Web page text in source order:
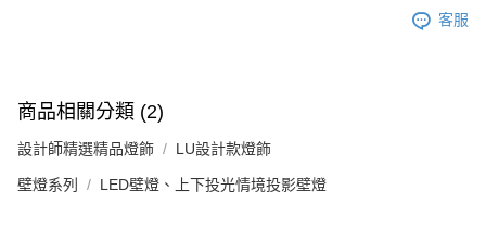
客服
商品相關分類 (2)
設計師精選精品燈飾 LU設計款燈飾
壁燈系列 LED壁燈、上下投光情境投影壁燈